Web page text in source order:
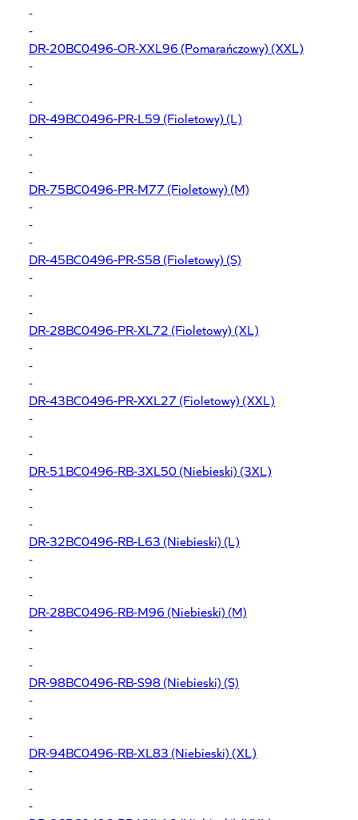
-
-
DR-20BC0496-OR-XXL96 (Pomarańczowy) (XXL)
-
-
-
DR-49BC0496-PR-L59 (Fioletowy) (L)
-
-
-
DR-75BC0496-PR-M77 (Fioletowy) (M)
-
-
-
DR-45BC0496-PR-S58(Fioletowy) (S)
-
-
-
DR-28BC0496-PR-XL72 (Fioletowy) (XL)
-
-
-
DR-43BC0496-PR-XXL27 (Fioletowy) (XXL)
-
-
-
DR-51BC0496-RB-3XL50(Niebieski) (3XL)
-
-
-
DR-32BC0496-RB-L63 (Niebieski) (L)
-
-
-
DR-28BC0496-RB-M96 (Niebieski) (M)
-
-
-
DR-98BC0496-RB-S98(Niebieski) (S)
-
-
-
DR-94BC0496-RB-XL83 (Niebieski) (XL)
-
-
-